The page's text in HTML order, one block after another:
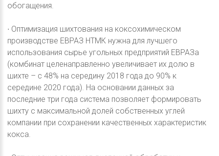
обогащения.
∙ Оптимизация шихтования на коксохимическом
производстве ЕВРАЗ НТМК нужна для лучшего
использования сырье угольных предприятий ЕВРАЗа
(комбинат целенаправленно увеличивает их долю в
шихте – с 48% на середину 2018 года до 90% к
середине 2020 года). На основании данных за
последние три года система позволяет формировать
шихту с максимальной долей собственных углей
компании при сохранении качественных характеристик
кокса.